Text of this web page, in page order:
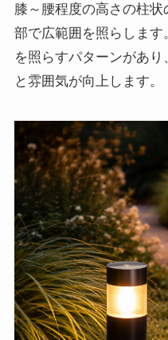
膝～腰程度の高さの柱
部で広範囲を照らしま
を照らすパターンがあ
と雰囲気が向上します。